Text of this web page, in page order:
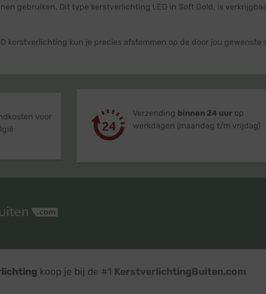
gebruiken. Dit type kerstverlichting LED in Soft Gold, is
kerstverlichting kun je precies afstemmen op de door jou
voor
Verzending binnen 24 uurop
werkdagen (maandag t/m vrijdag)
koop je bij de #1 KerstverlichtingBuiten.com